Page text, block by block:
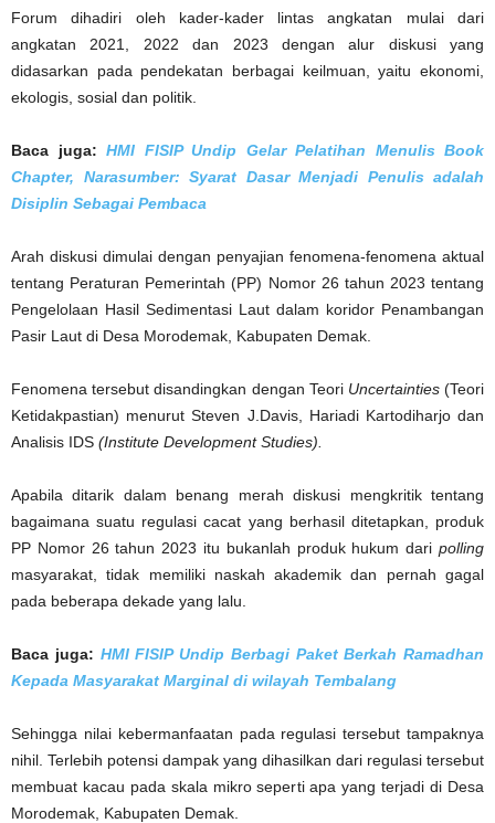
Forum dihadiri oleh kader-kader lintas angkatan mulai dari
angkatan 2021, 2022 dan 2023 dengan alur diskusi yang
didasarkan pada pendekatan berbagai keilmuan, yaitu ekonomi,
ekologis, sosial dan politik.
Baca juga: HMI FISIP Undip Gelar Pelatihan Menulis Book
Chapter, Narasumber: Syarat Dasar Menjadi Penulis adalah
Disiplin Sebagai Pembaca
Arah diskusi dimulai dengan penyajian fenomena-fenomena aktual
tentang Peraturan Pemerintah (PP) Nomor 26 tahun 2023 tentang
Pengelolaan Hasil Sedimentasi Laut dalam koridor Penambangan
Pasir Laut di Desa Morodemak, Kabupaten Demak.
Fenomena tersebut disandingkan dengan Teori Uncertainties(Teori
Ketidakpastian) menurut Steven J.Davis, Hariadi Kartodiharjo dan
Analisis IDS (Institute Development Studies).
Apabila ditarik dalam benang merah diskusi mengkritik tentang
bagaimana suatu regulasi cacat yang berhasil ditetapkan, produk
PP Nomor 26 tahun 2023 itu bukanlah produk hukum dari polling
masyarakat, tidak memiliki naskah akademik dan pernah gagal
pada beberapa dekade yang lalu.
Baca juga: HMI FISIP Undip Berbagi Paket Berkah Ramadhan
Kepada Masyarakat Marginal di wilayah Tembalang
Sehingga nilai kebermanfaatan pada regulasi tersebut tampaknya
nihil. Terlebih potensi dampak yang dihasilkan dari regulasi tersebut
membuat kacau pada skala mikro seperti apa yang terjadi di Desa
Morodemak, Kabupaten Demak.